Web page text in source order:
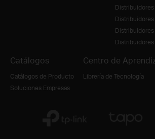
Distribuidores
Distribuidores
Distribuidores
Catálogos
Catálogos de Producto
Soluciones Empresas
Centro de
Librería de Tecnología